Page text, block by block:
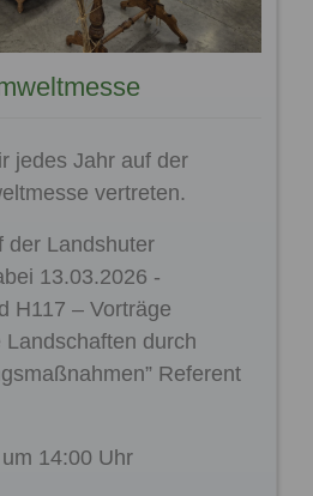
jedes Jahr auf der
vertreten.
der Landshuter
13.03.2026 -
H117 – Vorträge
Landschaften durch
Referent
14:00 Uhr